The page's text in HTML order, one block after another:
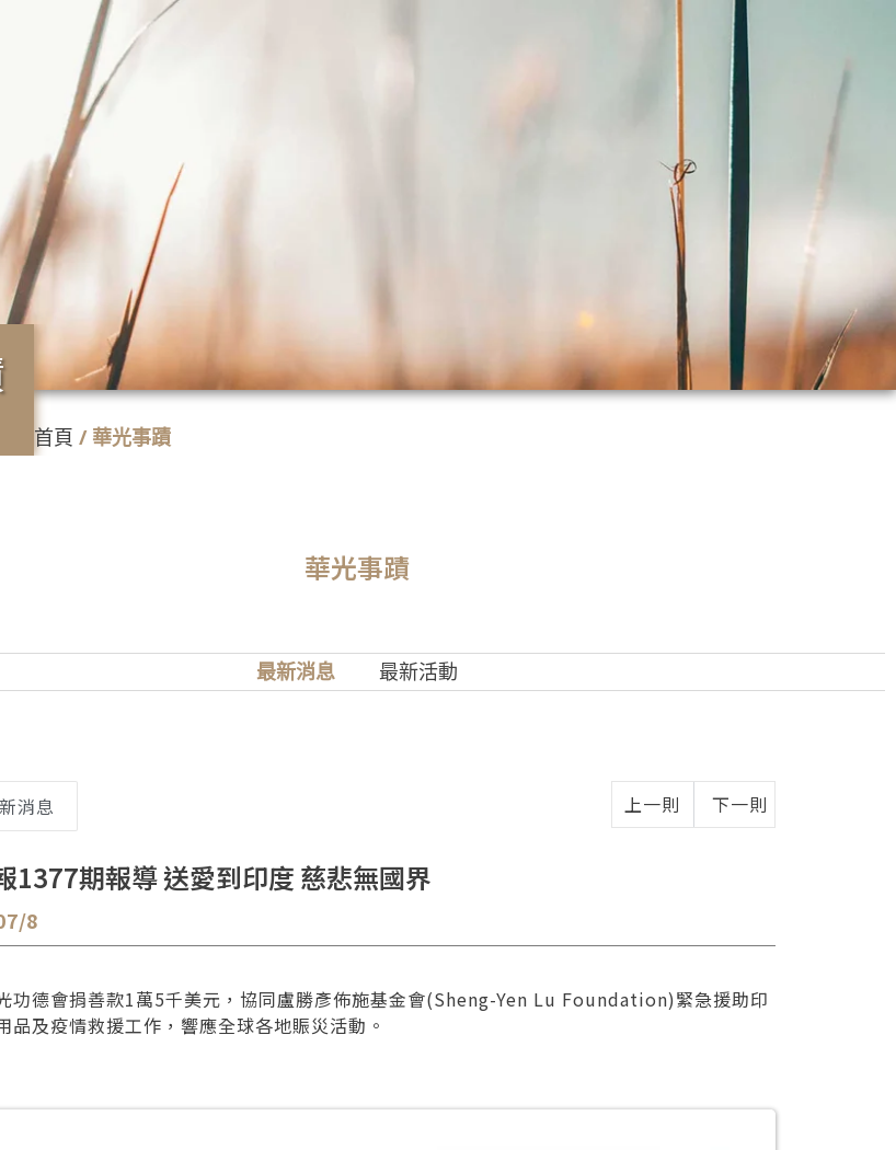
首頁 / 華光事蹟
華光事蹟
最新消息 最新活動
消息 上一則 下一則
1377期報導 送愛到印度 慈悲無國界
8
功德會捐善款1萬5千美元，協同盧勝彥佈施基金會(Sheng-Yen Lu Foundation)緊急援助印
品及疫情救援工作，響應全球各地賑災活動。